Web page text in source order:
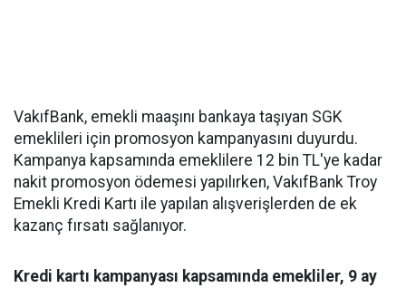
VakıfBank, emekli maaşını bankaya taşıyan SGK
emeklileri için promosyon kampanyasını duyurdu.
Kampanya kapsamında emeklilere 12 bin TL'ye kadar
nakit promosyon ödemesi yapılırken, VakıfBank Troy
Emekli Kredi Kartı ile yapılan alışverişlerden de ek
kazanç fırsatı sağlanıyor.
Kredi kartı kampanyası kapsamında emekliler, 9 ay